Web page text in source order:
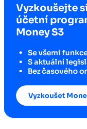
Vyzkoušejte
účetní
Money S3
Se všemi
S aktuální
Bez časového
Vyzkoušet